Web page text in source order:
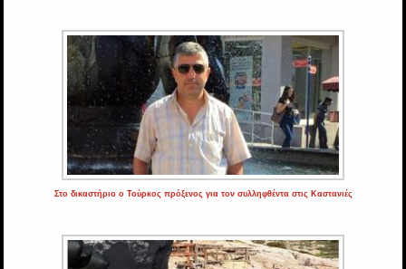
Στο δικαστήριο ο Τούρκος πρόξενος για τον συλληφθέντα στις Καστανιές